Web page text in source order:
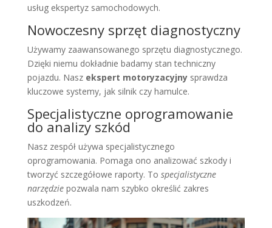
usług ekspertyz samochodowych.
Nowoczesny sprzęt diagnostyczny
Używamy zaawansowanego sprzętu diagnostycznego.
Dzięki niemu dokładnie badamy stan techniczny
pojazdu. Nasz ekspert motoryzacyjnysprawdza
kluczowe systemy, jak silnik czy hamulce.
Specjalistyczne oprogramowanie
do analizy szkód
Nasz zespół używa specjalistycznego
oprogramowania. Pomaga ono analizować szkody i
tworzyć szczegółowe raporty. To specjalistyczne
narzędziepozwala nam szybko określić zakres
uszkodzeń.